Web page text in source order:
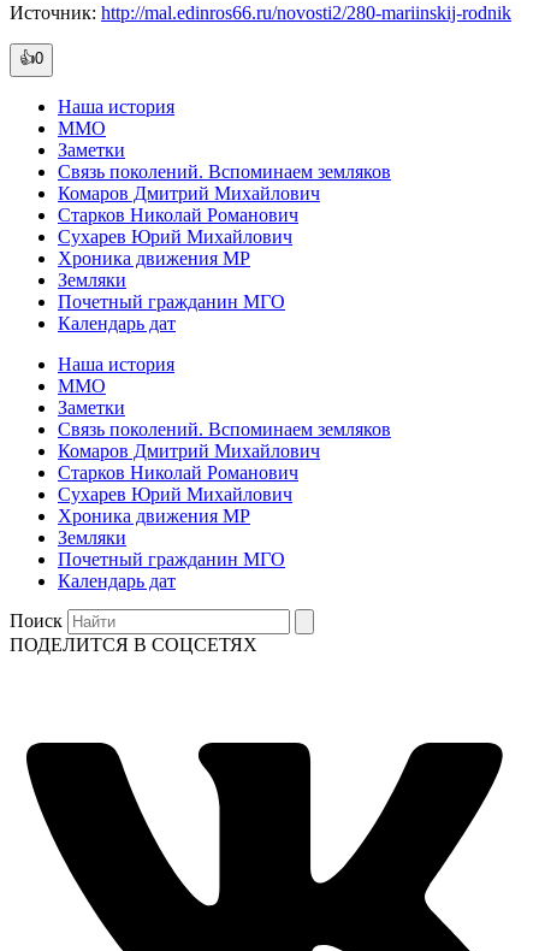
Источник: http://mal.edinros66.ru/novosti2/280-mariinskij-rodnik
👍0
Наша история
ММО
Заметки
Связь поколений. Вспоминаем земляков
Комаров Дмитрий Михайлович
Старков Николай Романович
Сухарев Юрий Михайлович
Хроника движения МР
Земляки
Почетный гражданин МГО
Календарь дат
Наша история
ММО
Заметки
Связь поколений. Вспоминаем земляков
Комаров Дмитрий Михайлович
Старков Николай Романович
Сухарев Юрий Михайлович
Хроника движения МР
Земляки
Почетный гражданин МГО
Календарь дат
Поиск
ПОДЕЛИТСЯ В СОЦСЕТЯХ